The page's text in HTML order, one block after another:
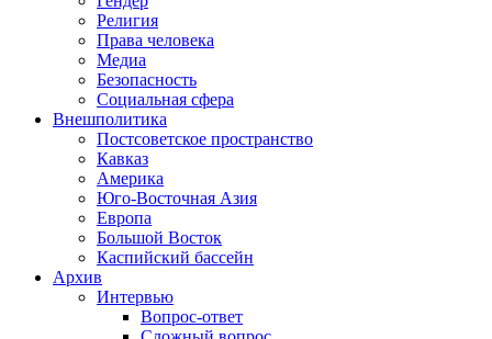
Религия
Права человека
Медиа
Безопасность
Социальная сфера
Внешполитика
Постсоветское пространство
Кавказ
Америка
Юго-Восточная Азия
Европа
Большой Восток
Каспийский бассейн
Архив
Интервью
Вопрос-ответ